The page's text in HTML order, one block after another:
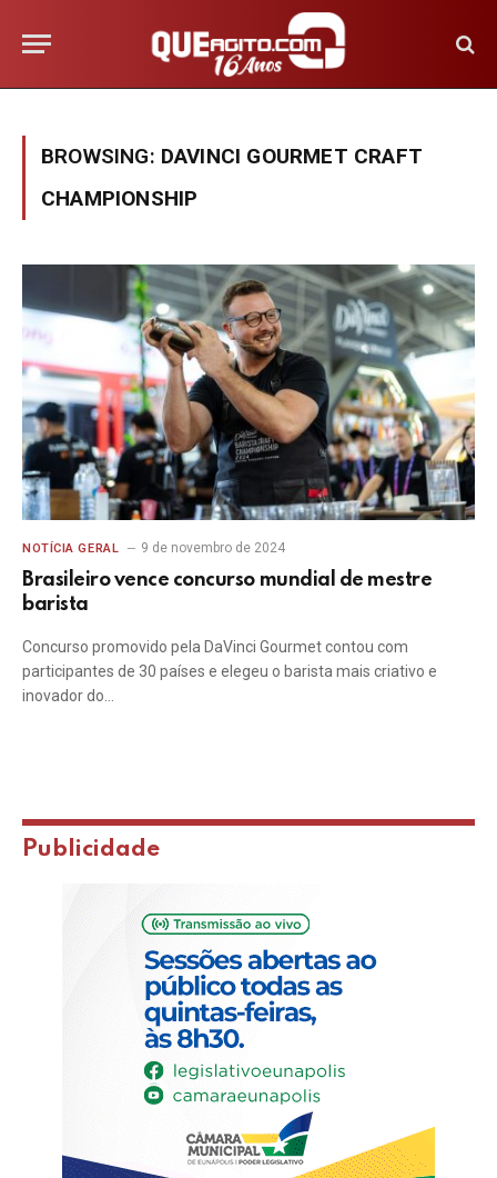
BROWSING: DAVINCI GOURMET CRAFT
CHAMPIONSHIP
NOTÍCIA GERAL 9 de novembro de 2024
Brasileiro vence concurso mundial de mestre
barista
Concurso promovido pela DaVinci Gourmet contou com
participantes de 30 países e elegeu o barista mais criativo e
inovador do…
Publicidade